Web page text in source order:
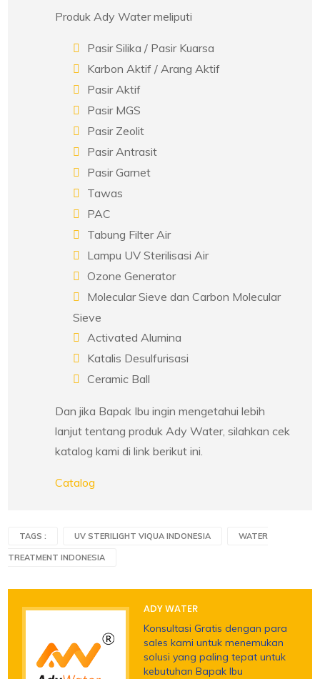
Produk Ady Water meliputi
Pasir Silika / Pasir Kuarsa
Karbon Aktif / Arang Aktif
Pasir Aktif
Pasir MGS
Pasir Zeolit
Pasir Antrasit
Pasir Garnet
Tawas
PAC
Tabung Filter Air
Lampu UV Sterilisasi Air
Ozone Generator
Molecular Sieve dan Carbon Molecular
Sieve
Activated Alumina
Katalis Desulfurisasi
Ceramic Ball
Dan jika Bapak Ibu ingin mengetahui lebih
lanjut tentang produk Ady Water, silahkan cek
katalog kami di link berikut ini.
Catalog
TAGS : UV STERILIGHT VIQUA INDONESIA WATER
TREATMENT INDONESIA
ADY WATER
Konsultasi Gratis dengan para
sales kami untuk menemukan
solusi yang paling tepat untuk
kebutuhan Bapak Ibu